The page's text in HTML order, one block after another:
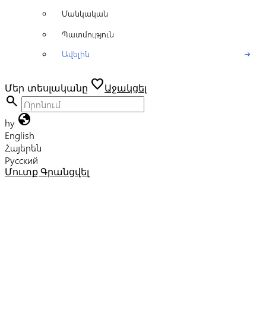
Մանկական
Պատմություն
Ավելին
arrow_right_alt
Մեր տեսլականը favoriteԱջակցել
search
hy globe
English
Հայերեն
Русский
Մուտք Գրանցվել